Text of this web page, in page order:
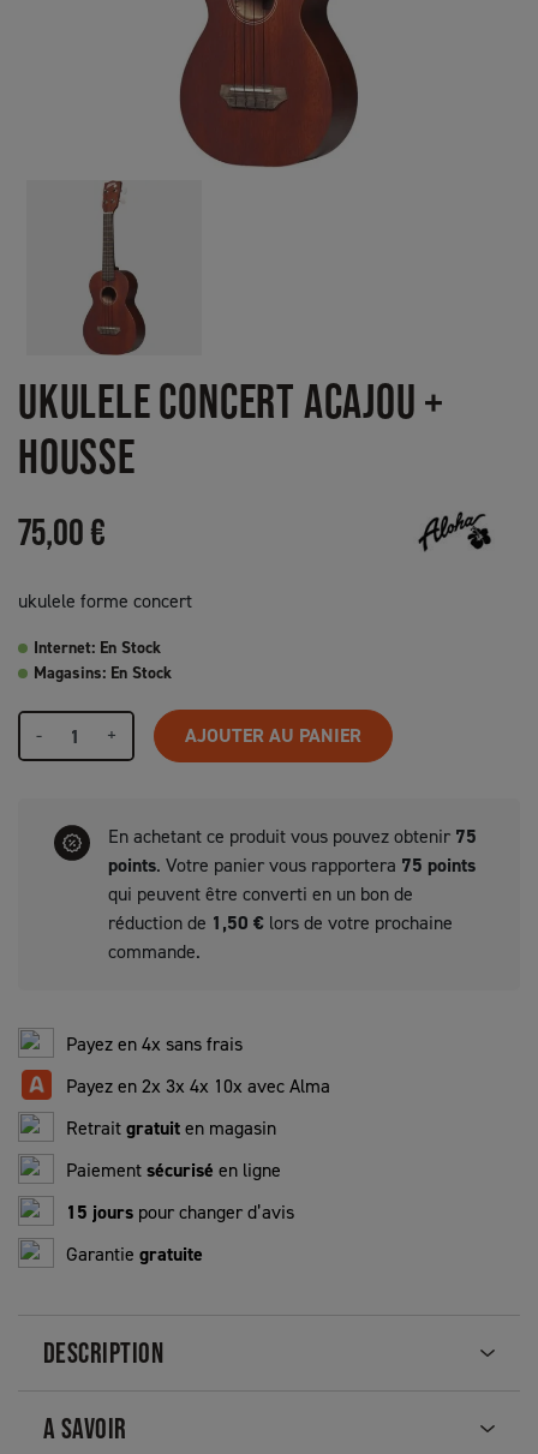
UKULELE CONCERT ACAJOU +
HOUSSE
75,00 €
ukulele forme concert
Internet: En Stock
Magasins: En Stock
- + AJOUTER AU PANIER
En achetant ce produit vous pouvez obtenir 75
points. Votre panier vous rapportera 75 points
qui peuvent être converti en un bon de
réduction de 1,50 €lors de votre prochaine
commande.
Payez en 4x sans frais
Payez en 2x 3x 4x 10x avec Alma
Retraitgratuiten magasin
Paiementsécurisé en ligne
15 jours pour changer d’avis
Garantie gratuite
DESCRIPTION
A SAVOIR